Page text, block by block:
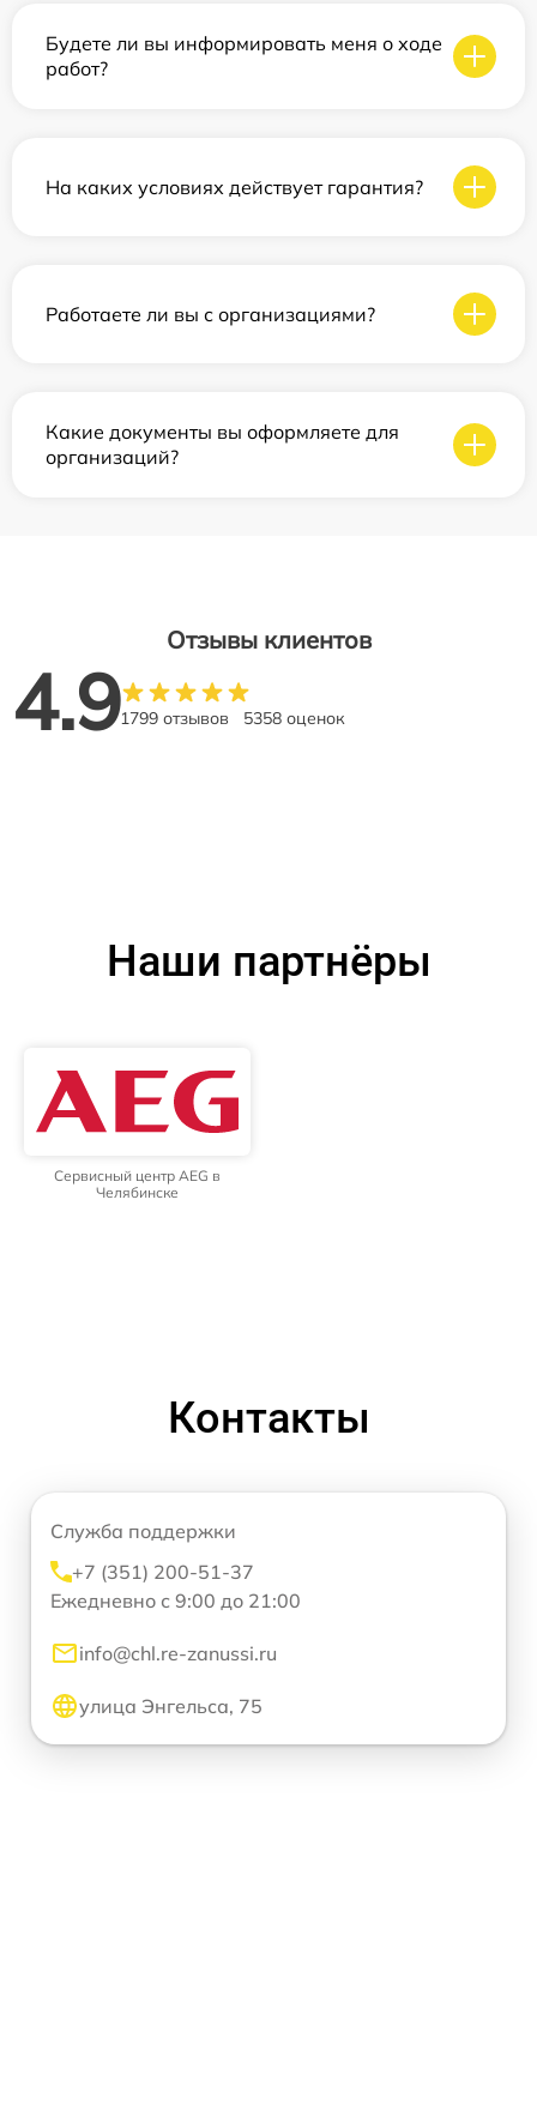
Будете ли вы информировать меня о ходе
работ?
На каких условиях действует гарантия?
Работаете ли вы с организациями?
Какие документы вы оформляете для
организаций?
Отзывы клиентов
4.91799 отзывов 5358 оценок
Наши партнёры
Сервисный центр AEG в
Челябинске
Контакты
Служба поддержки
+7 (351) 200-51-37
Ежедневно с 9:00 до 21:00
info@chl.re-zanussi.ru
улица Энгельса, 75